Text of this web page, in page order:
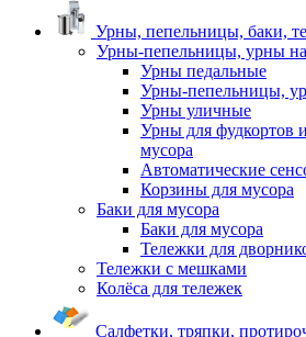
Урны, пепельницы, баки,
Урны-пепельницы, урны
Урны педальные
Урны-пепельницы,
Урны уличные
Урны для фудкортов
мусора
Автоматические
Корзины для мусора
Баки для мусора
Баки для мусора
Тележки для
Тележки с мешками
Колёса для тележек
Салфетки, тряпки,